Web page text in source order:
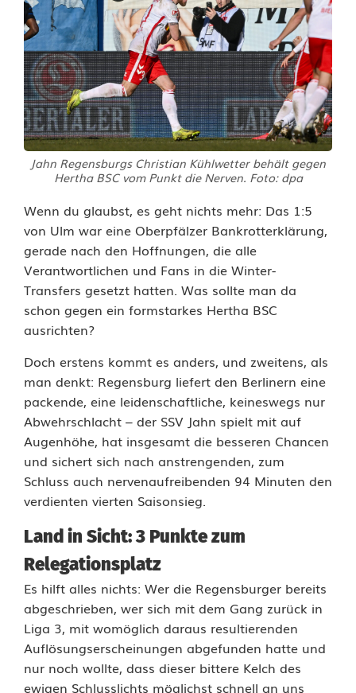
h
n
i
n
L
g
a
2
:
I
n
U
l
m
g
e
f
l
o
p
p
t
Jahn Regensburgs Christian Kühlwetter behält gegen
Hertha BSC vom Punkt die Nerven. Foto: dpa
Wenn du glaubst, es geht nichts mehr: Das 1:5
von Ulm war eine Oberpfälzer Bankrotterklärung,
gerade nach den Hoffnungen, die alle
Verantwortlichen und Fans in die Winter-
Transfers gesetzt hatten. Was sollte man da
schon gegen ein formstarkes Hertha BSC
ausrichten?
Doch erstens kommt es anders, und zweitens, als
man denkt: Regensburg liefert den Berlinern eine
packende, eine leidenschaftliche, keineswegs nur
Abwehrschlacht – der SSV Jahn spielt mit auf
Augenhöhe, hat insgesamt die besseren Chancen
und sichert sich nach anstrengenden, zum
Schluss auch nervenaufreibenden 94 Minuten den
verdienten vierten Saisonsieg.
Land in Sicht: 3 Punkte zum
Relegationsplatz
Es hilft alles nichts: Wer die Regensburger bereits
abgeschrieben, wer sich mit dem Gang zurück in
Liga 3, mit womöglich daraus resultierenden
Auflösungserscheinungen abgefunden hatte und
nur noch wollte, dass dieser bittere Kelch des
ewigen Schlusslichts möglichst schnell an uns